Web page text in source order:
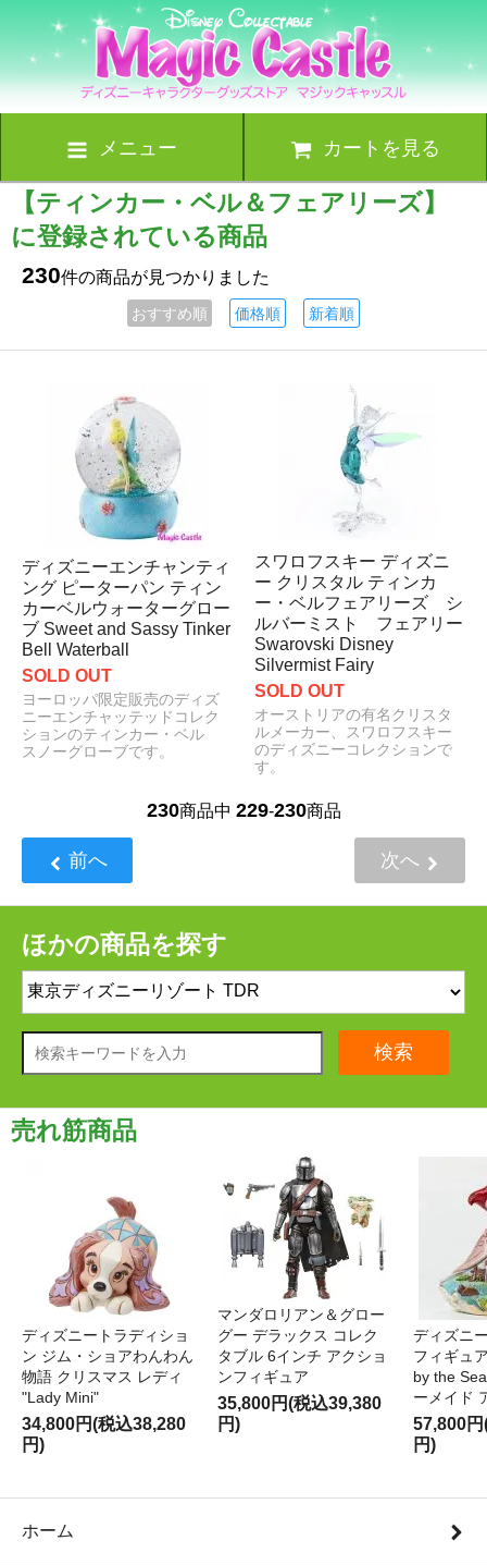
メニュー カートを見る
【ティンカー・ベル＆フェアリーズ】
に登録されている商品
230件の商品が見つかりました
おすすめ順 価格順 新着順
ディズニーエンチャンティ
ング ピーターパン ティン
カーベルウォーターグロー
ブ Sweet and Sassy Tinker
Bell Waterball
SOLD OUT
ヨーロッパ限定販売のディズ
ニーエンチャッテッドコレク
ションのティンカー・ベル
スノーグローブです。
スワロフスキー ディズニ
ー クリスタル ティンカ
ー・ベルフェアリーズ シ
ルバーミスト フェアリー
Swarovski Disney
Silvermist Fairy
SOLD OUT
オーストリアの有名クリスタ
ルメーカー、スワロフスキー
のディズニーコレクションで
す。
230商品中 229-230商品
前へ 次へ
ほかの商品を探す
検索
売れ筋商品
ディズニートラディショ
ン ジム・ショアわんわん
物語 クリスマス レディ
"Lady Mini"
34,800円(税込38,280
円)
マンダロリアン＆グロー
グー デラックス コレク
タブル 6インチ アクショ
ンフィギュア
35,800円(税込39,380
円)
ディズニ
フィギュ
by the
ーメイド
57,800
円)
ホーム